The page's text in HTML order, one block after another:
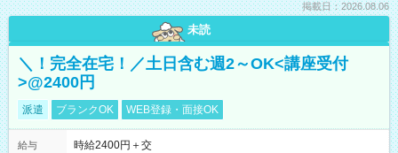
掲載日：2026.08.06
未読
＼！完全在宅！／土日含む週2～OK<講座受付
>@2400円
派遣 ブランクOK WEB登録・面接OK
給与
時給2400円＋交